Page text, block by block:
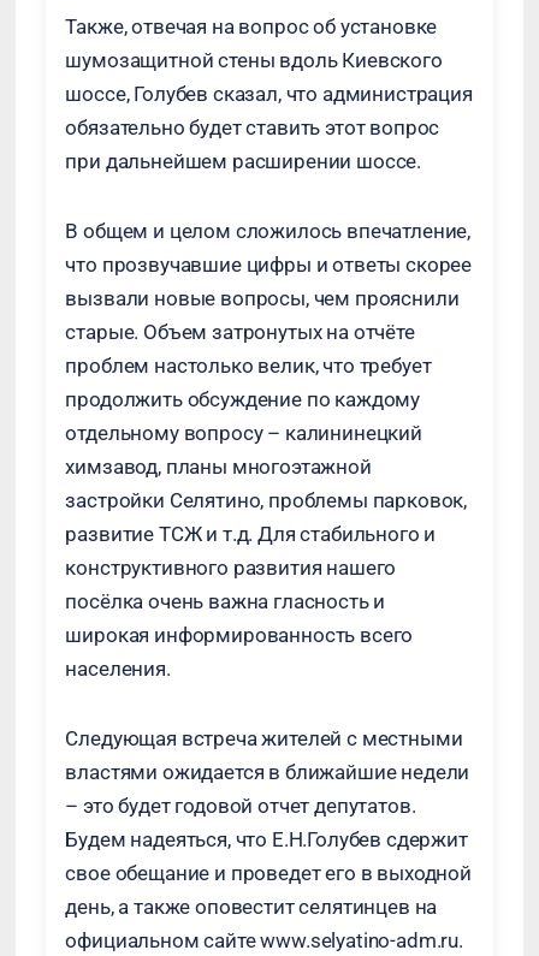
Также, отвечая на вопрос об установке
шумозащитной стены вдоль Киевского
шоссе, Голубев сказал, что администрация
обязательно будет ставить этот вопрос
при дальнейшем расширении шоссе.
В общем и целом сложилось впечатление,
что прозвучавшие цифры и ответы скорее
вызвали новые вопросы, чем прояснили
старые. Объем затронутых на отчёте
проблем настолько велик, что требует
продолжить обсуждение по каждому
отдельному вопросу – калининецкий
химзавод, планы многоэтажной
застройки Селятино, проблемы парковок,
развитие ТСЖ и т.д. Для стабильного и
конструктивного развития нашего
посёлка очень важна гласность и
широкая информированность всего
населения.
Следующая встреча жителей с местными
властями ожидается в ближайшие недели
– это будет годовой отчет депутатов.
Будем надеяться, что Е.Н.Голубев сдержит
свое обещание и проведет его в выходной
день, а также оповестит селятинцев на
официальном сайте www.selyatino-adm.ru.